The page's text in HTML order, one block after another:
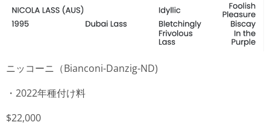
ニッコーニ（Bianconi-Danzig-ND)
・2022年種付け料
$22,000